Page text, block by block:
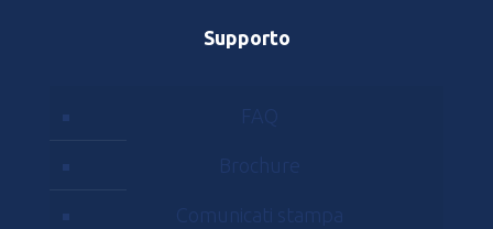
Supporto
FAQ
Brochure
Comunicati stampa